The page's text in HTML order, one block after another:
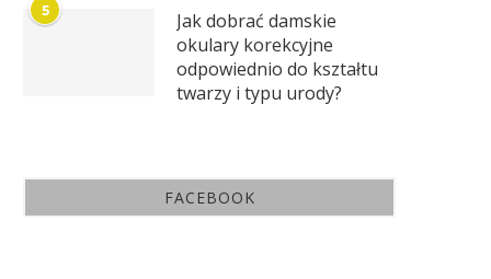
5
Jak dobrać damskie
okulary korekcyjne
odpowiednio do kształtu
twarzy i typu urody?
FACEBOOK